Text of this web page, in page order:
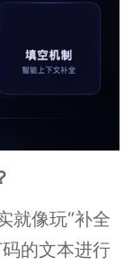
就像玩“补全
的文本进行